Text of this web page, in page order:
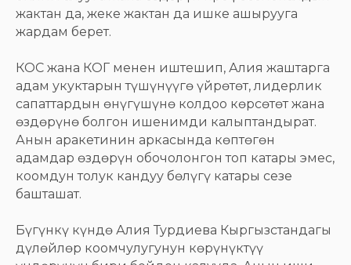
жактан да, жеке жактан да ишке ашырууга
жардам берет.
КОС жана КОГ менен иштешип, Алия жаштарга
адам укуктарын түшүнүүгө үйрөтөт, лидерлик
сапаттардын өнүгүшүнө колдоо көрсөтөт жана
өздөрүнө болгон ишенимди калыптандырат.
Анын аракетинин аркасында көптөгөн
адамдар өздөрүн обочолонгон топ катары эмес,
коомдун толук кандуу бөлүгү катары сезе
башташат.
Бүгүнкү күндө Алия Турдиева Кыргызстандагы
дүлөйлөр коомчулугунун көрүнүктүү